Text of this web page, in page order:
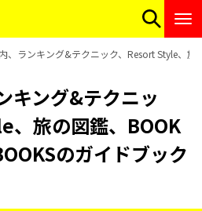
、ランキング&テクニック、Resort Style、
キング&テクニッ
、旅の図鑑、BOOK
のガイドブック